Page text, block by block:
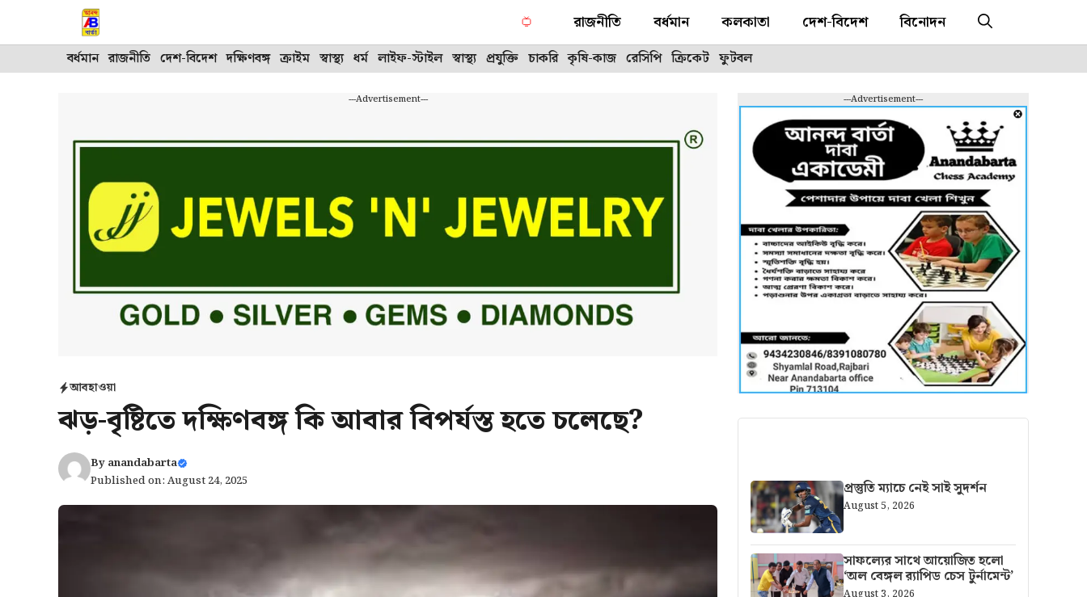
রাজনীতি বর্ধমান কলকাতা দেশ-বিদেশ বিনোদন
বর্ধমান রাজনীতি দেশ-বিদেশ দক্ষিণবঙ্গ ক্রাইম স্বাস্থ্য ধর্ম লাইফ-স্টাইল স্বাস্থ্য প্রযুক্তি চাকরি কৃষি-কাজ রেসিপি ক্রিকেট ফুটবল
---Advertisement---
আবহাওয়া
ঝড়-বৃষ্টিতে দক্ষিণবঙ্গ কি আবার বিপর্যস্ত হতে চলেছে?
Byanandabarta
Published on: August 24, 2025
---Advertisement---
প্রস্তুতি ম্যাচে নেই সাই সুদর্শন
August 5, 2026
সাফল্যের সাথে আয়োজিত হলো
‘অল বেঙ্গল র‍্যাপিড চেস টুর্নামেন্ট’